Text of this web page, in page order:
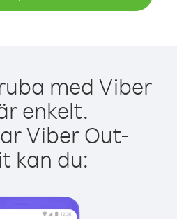
med Viber
enkelt.
Viber Out-
kan du: